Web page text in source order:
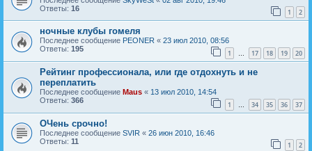
Ответы: 16 1 2
ночные клубы гомеля
Последнее сообщение PEONER « 23 июл 2010, 08:56
Ответы: 195 1 … 17 18 19 20
Рейтинг профессионала, или где отдохнуть и не
переплатить
Последнее сообщение Maus « 13 июл 2010, 14:54
Ответы: 366 1 … 34 35 36 37
ОЧень срочно!
Последнее сообщение SVIR « 26 июн 2010, 16:46
Ответы: 11 1 2